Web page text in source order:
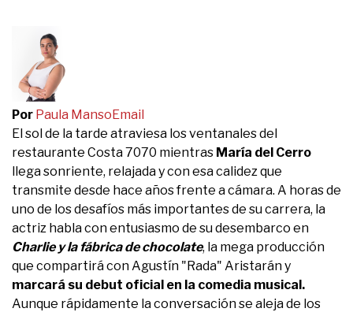
Por Paula MansoEmail
El sol de la tarde atraviesa los ventanales del
restaurante Costa 7070 mientras María del Cerro
llega sonriente, relajada y con esa calidez que
transmite desde hace años frente a cámara. A horas de
uno de los desafíos más importantes de su carrera, la
actriz habla con entusiasmo de su desembarco en
Charlie y la fábrica de chocolate, la mega producción
que compartirá con Agustín "Rada" Aristarán y
marcará su debut oficial en la comedia musical.
Aunque rápidamente la conversación se aleja de los